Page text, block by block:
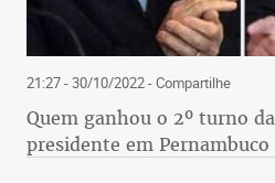
21:27 - 30/10/2022- Compartilhe
Quem ganhou o 2º turno
presidente em Pernambuco